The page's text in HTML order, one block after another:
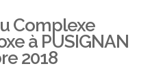
Complexe
à PUSIGNAN
2018